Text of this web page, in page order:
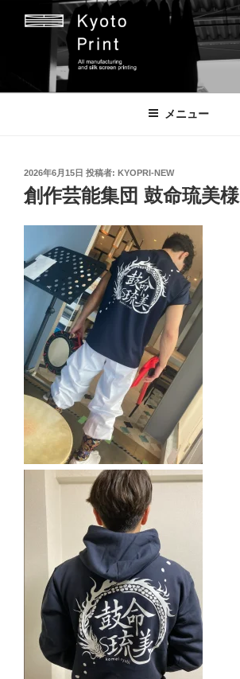
京都プリント
京都市のオリジナルプリント会社
メニュー
投
稿
日:
2026年6月15日 投稿者: KYOPRI-NEW
創作芸能集団 鼓命琉美様